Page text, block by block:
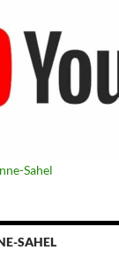
Sahel
SAHEL